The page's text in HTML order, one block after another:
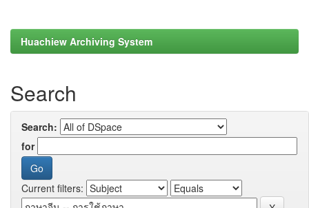
Huachiew Archiving System
Search
Search:
for
Current filters: